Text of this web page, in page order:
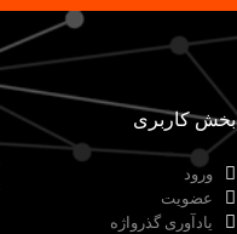
بخش کاربری
ورود
عضویت
یادآوری گذرواژه